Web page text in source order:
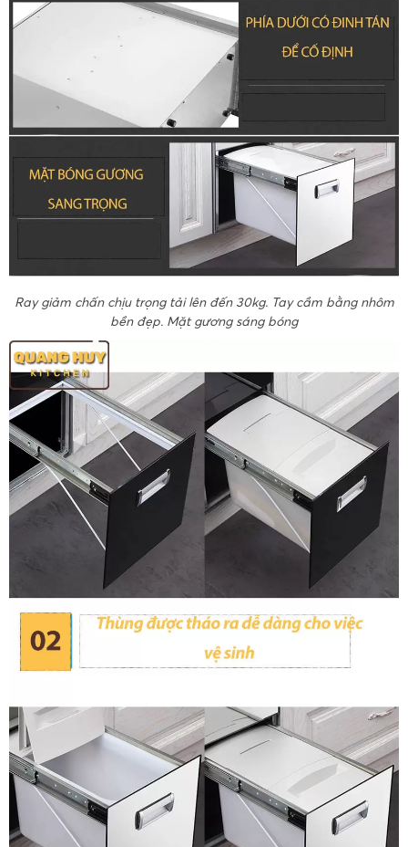
Ray giảm chấn chịu trọng tải lên đến 30kg. Tay cầm bằng nhôm
bền đẹp. Mặt gương sáng bóng